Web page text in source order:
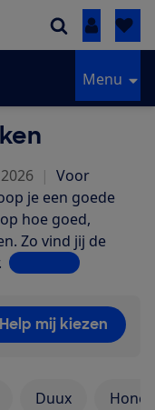
Inloggen
Menu
| Voor
je een goede
hoe goed,
Zo vind jij de
Lees meer
Help mij kiezen
Duux